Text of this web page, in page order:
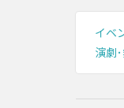
イベ
演劇